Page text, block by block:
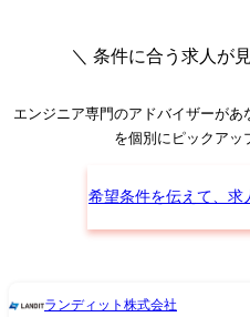
＼ 条件に合う求人が
エンジニア専門のアドバイザーがあ
を個別にピックアッ
希望条件を伝えて、求
ランディット株式会社